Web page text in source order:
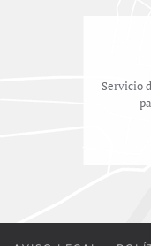
Servicio